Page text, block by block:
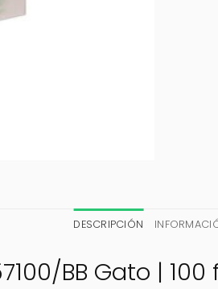
DESCRIPCIÓN
BB Gato | 100